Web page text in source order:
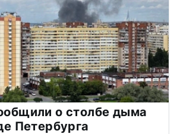
о столбе дыма
Петербурга